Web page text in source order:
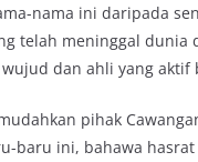
nama ini daripada
telah meninggal dunia
dan ahli yang aktif
pihak
baru ini, bahawa